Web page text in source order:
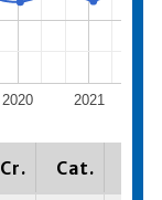
2020 2021
Cr. Cat.